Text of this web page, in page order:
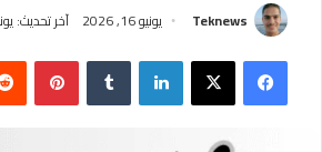
Teknews يونيو 16, 2026 آخر تحديث: يونيو 16,
فيسبوك لينكدإن